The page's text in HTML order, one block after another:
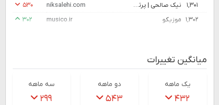
۱,۳۰۱
نیک صالحی | پرتال اطلاع رسانی ، سرگرمی علمی ، سینما ، مد و دکوراسیون niksalehi.com
۵۳۰
۱,۳۰۲ موزیکو musico.ir ۳۰۲
میانگین تغییرات
یک ماهه
۴۳۲
دو ماهه
۵۴۳
سه ماهه
۲۹۹